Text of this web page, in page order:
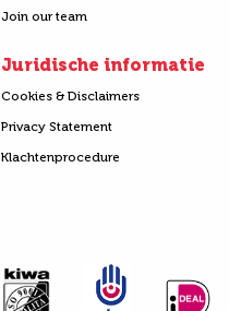
Join our team
Juridische informatie
Cookies & Disclaimers
Privacy Statement
Klachtenprocedure